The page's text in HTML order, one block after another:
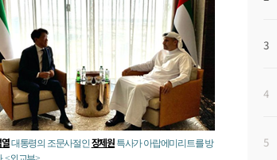
대통령의 조문사절인 장제원 특사가 아랍에미리트를 방
3
4
5